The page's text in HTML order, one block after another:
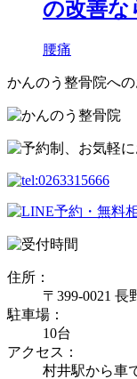
の改善な
腰痛
かんのう整骨院へ
住所：
〒399-0021
駐車場：
10台
アクセス：
村井駅から車